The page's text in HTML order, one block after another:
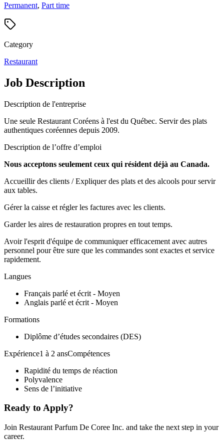
Permanent, Part time
Category
Restaurant
Job Description
Description de l'entreprise
Une seule Restaurant Coréens à l'est du Québec. Servir des plats
authentiques coréennes depuis 2009.
Description de l’offre d’emploi
Nous acceptons seulement ceux qui résident déjà au Canada.
Accueillir des clients / Expliquer des plats et des alcools pour servir
aux tables.
Gérer la caisse et régler les factures avec les clients.
Garder les aires de restauration propres en tout temps.
Avoir l'esprit d'équipe de communiquer efficacement avec autres
personnel pour être sure que les commandes sont exactes et service
rapidement.
Langues
Français parlé et écrit - Moyen
Anglais parlé et écrit - Moyen
Formations
Diplôme d’études secondaires (DES)
Expérience1 à 2 ansCompétences
Rapidité du temps de réaction
Polyvalence
Sens de l’initiative
Ready to Apply?
Join Restaurant Parfum De Coree Inc. and take the next step in your
career.